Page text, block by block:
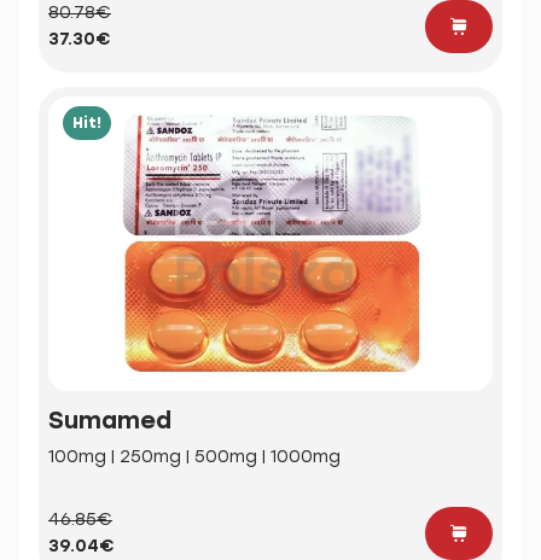
80.78€
37.30€
Hit!
Sumamed
100mg | 250mg | 500mg | 1000mg
46.85€
39.04€